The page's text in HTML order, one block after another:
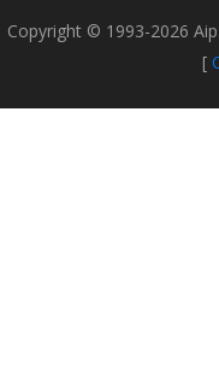
Copyright © 1993-2026
[